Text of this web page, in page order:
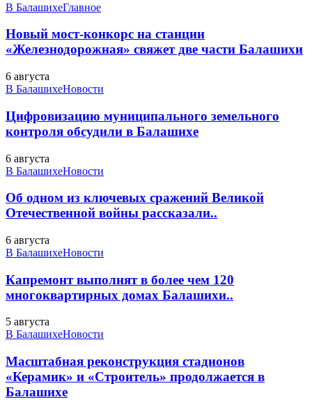
В БалашихеГлавное
Новый мост-конкорс на станции
«Железнодорожная» свяжет две части Балашихи
6 августа
В БалашихеНовости
Цифровизацию муниципального земельного
контроля обсудили в Балашихе
6 августа
В БалашихеНовости
Об одном из ключевых сражений Великой
Отечественной войны рассказали..
6 августа
В БалашихеНовости
Капремонт выполнят в более чем 120
многоквартирных домах Балашихи..
5 августа
В БалашихеНовости
Масштабная реконструкция стадионов
«Керамик» и «Строитель» продолжается в
Балашихе